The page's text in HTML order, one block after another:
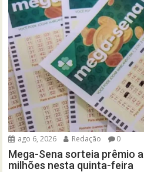
ago 6, 2026 Redação 0
Mega-Sena sorteia prêmio
milhões nesta quinta-feira